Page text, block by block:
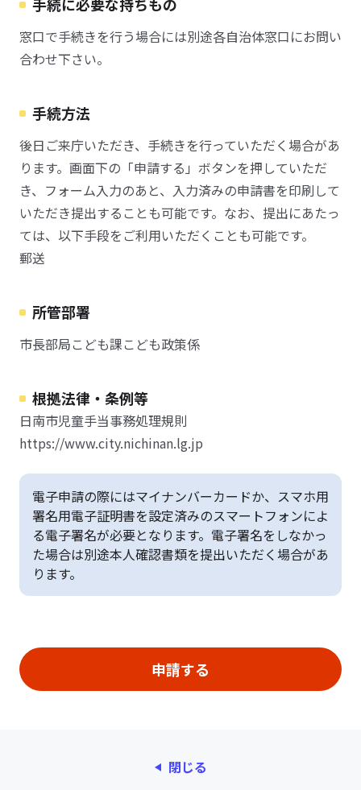
窓口で手続きを行う場合には別途各自治体窓口にお問い
合わせ下さい。
手続方法
後日ご来庁いただき、手続きを行っていただく場合があ
ります。画面下の「申請する」ボタンを押していただ
き、フォーム入力のあと、入力済みの申請書を印刷して
いただき提出することも可能です。なお、提出にあたっ
ては、以下手段をご利用いただくことも可能です。
郵送
所管部署
市長部局こども課こども政策係
根拠法律・条例等
日南市児童手当事務処理規則
https://www.city.nichinan.lg.jp
電子申請の際にはマイナンバーカードか、スマホ用
署名用電子証明書を設定済みのスマートフォンによ
る電子署名が必要となります。電子署名をしなかっ
た場合は別途本人確認書類を提出いただく場合があ
ります。
閉じる